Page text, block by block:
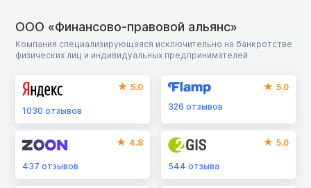
ООО «Финансово-правовой альянс»
Компания специализирующаяся исключительно на банкротстве
физических лиц и индивидуальных предпринимателей
5.0
1030 отзывов
5.0
326отзывов
4.8
437 отзывов
5.0
544отзыва